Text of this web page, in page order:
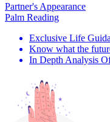
Partner's Appearance
Palm Reading
Exclusive Life
Know what the
In Depth Analysis